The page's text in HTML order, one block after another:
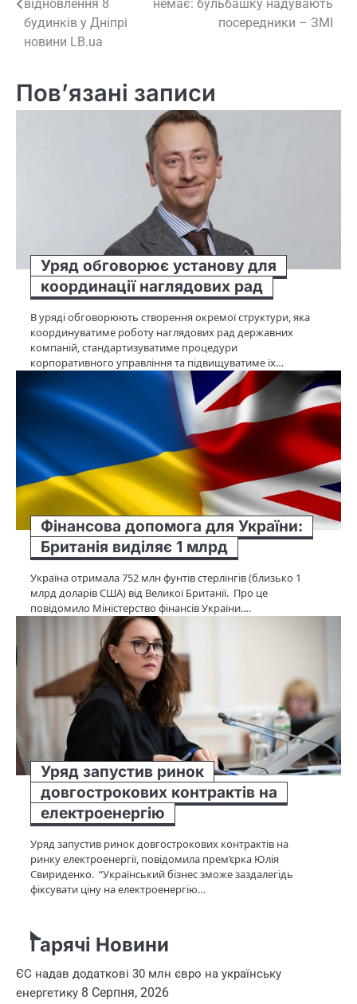
відновлення 8
будинків у Дніпрі
новини LB.ua
немає: бульбашку надувають
посередники – ЗМІ
Пов’язані записи
Уряд обговорює установу для
координації наглядових рад
В уряді обговорюють створення окремої структури, яка
координуватиме роботу наглядових рад державних
компаній, стандартизуватиме процедури
корпоративного управління та підвищуватиме їх…
Фінансова допомога для України:
Британія виділяє 1 млрд
Україна отримала 752 млн фунтів стерлінгів (близько 1
млрд доларів США) від Великої Британії. Про це
повідомило Міністерство фінансів України.…
Уряд запустив ринок
довгострокових контрактів на
електроенергію
Уряд запустив ринок довгострокових контрактів на
ринку електроенергії, повідомила прем’єрка Юлія
Свириденко. “Український бізнес зможе заздалегідь
фіксувати ціну на електроенергію…
Гарячі Новини
ЄС надав додаткові 30 млн євро на українську
енергетику 8 Серпня, 2026